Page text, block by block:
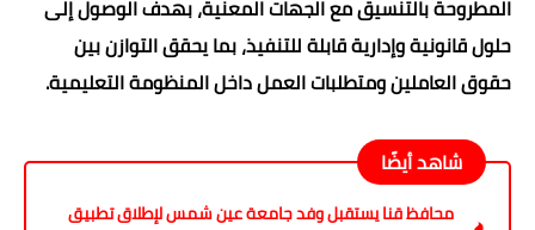
المطروحة بالتنسيق مع الجهات المعنية، بهدف الوصول إلى
حلول قانونية وإدارية قابلة للتنفيذ، بما يحقق التوازن بين
حقوق العاملين ومتطلبات العمل داخل المنظومة التعليمية.
شاهد أيضًا
محافظ قنا يستقبل وفد جامعة عين شمس لإطلاق تطبيق